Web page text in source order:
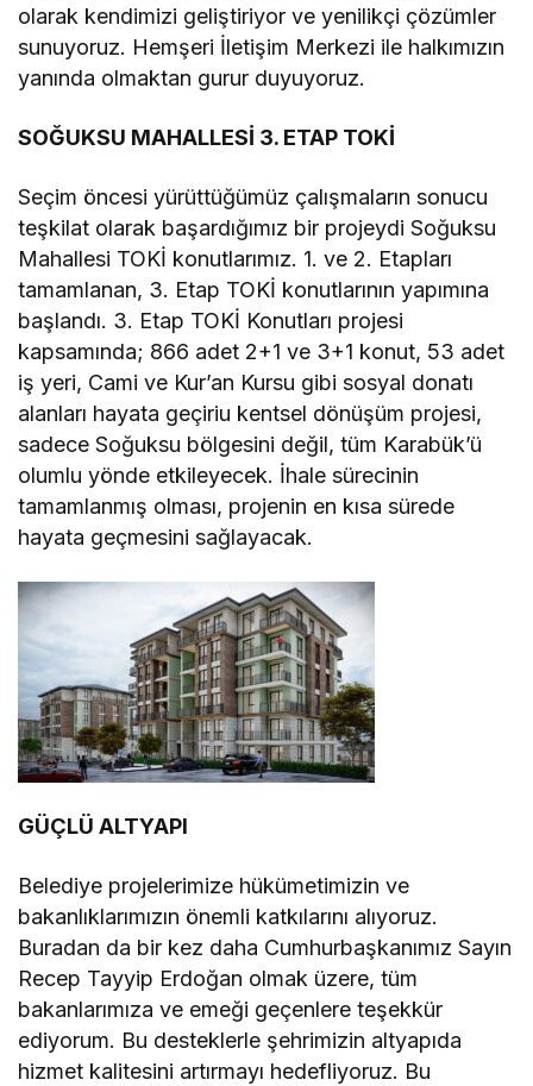
olarak kendimizi geliştiriyor ve yenilikçi çözümler
sunuyoruz. Hemşeri İletişim Merkezi ile halkımızın
yanında olmaktan gurur duyuyoruz.
SOĞUKSU MAHALLESİ 3. ETAP TOKİ
Seçim öncesi yürüttüğümüz çalışmaların sonucu
teşkilat olarak başardığımız bir projeydi Soğuksu
Mahallesi TOKİ konutlarımız. 1. ve 2. Etapları
tamamlanan, 3. Etap TOKİ konutlarının yapımına
başlandı. 3. Etap TOKİ Konutları projesi
kapsamında; 866 adet 2+1 ve 3+1 konut, 53 adet
iş yeri, Cami ve Kur’an Kursu gibi sosyal donatı
alanları hayata geçiriu kentsel dönüşüm projesi,
sadece Soğuksu bölgesini değil, tüm Karabük’ü
olumlu yönde etkileyecek. İhale sürecinin
tamamlanmış olması, projenin en kısa sürede
hayata geçmesini sağlayacak.
GÜÇLÜ ALTYAPI
Belediye projelerimize hükümetimizin ve
bakanlıklarımızın önemli katkılarını alıyoruz.
Buradan da bir kez daha Cumhurbaşkanımız Sayın
Recep Tayyip Erdoğan olmak üzere, tüm
bakanlarımıza ve emeği geçenlere teşekkür
ediyorum. Bu desteklerle şehrimizin altyapıda
hizmet kalitesini artırmayı hedefliyoruz. Bu